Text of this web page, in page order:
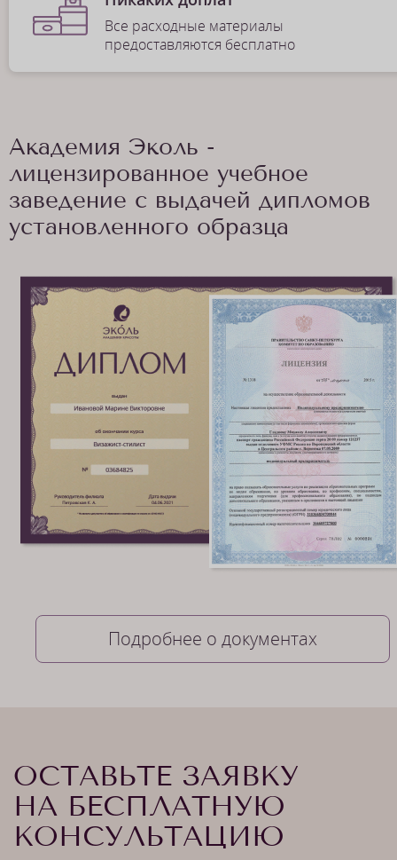
Все расходные материалы
предоставляются бесплатно
Академия Эколь -
лицензированное учебное
заведение с выдачей дипломов
установленного образца
Подробнее о документах
ОСТАВЬТЕ ЗАЯВКУ
НА БЕСПЛАТНУЮ
КОНСУЛЬТАЦИЮ